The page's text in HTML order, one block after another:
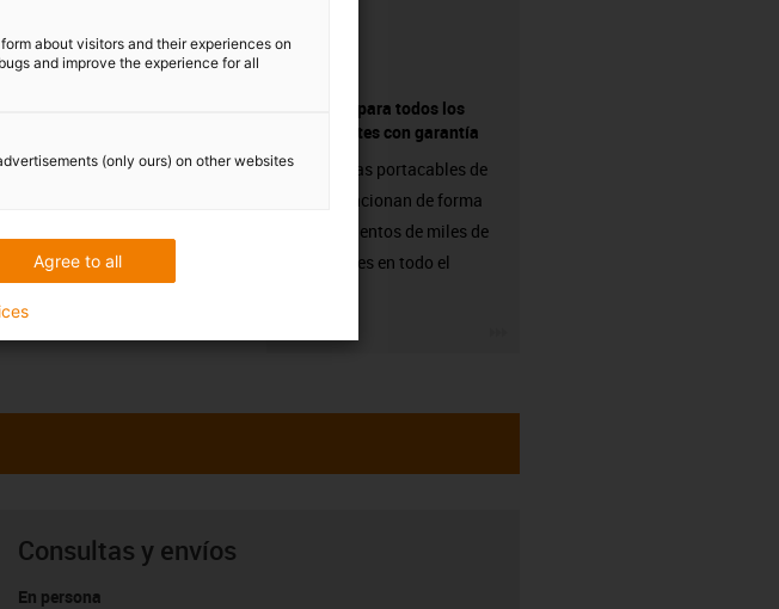
proveedor para todos los
componentes con garantía
Las cadenas portacables de
igus ya funcionan de forma
fiable en cientos de miles de
aplicaciones en todo el
Consultas y envíos
En persona
about visitors and their experiences on
and improve the experience for all
(only ours) on other websites
Agree to all